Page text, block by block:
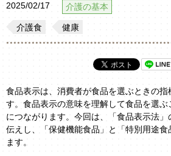
2025/02/17 介護の基本
介護食 健康
食品表示は、消費者が食品を選ぶときの
す。食品表示の意味を理解して食品を選
につながります。今回は、「食品表示法
伝えし、「保健機能食品」と「特別用途食
ます。